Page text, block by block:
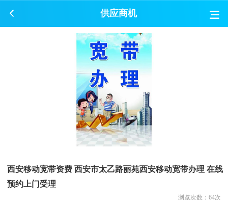
供应商机
西安移动宽带资费 西安市太乙路丽苑西安移动宽带办理 在线
预约上门受理
浏览次数： 64次